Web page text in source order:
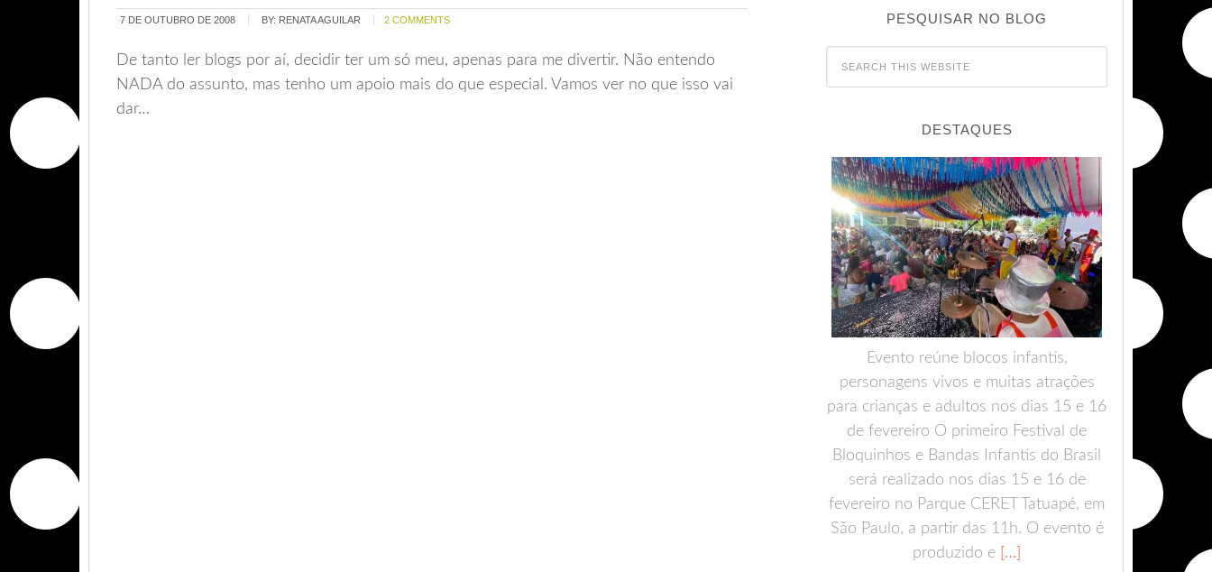
7 DE OUTUBRO DE 2008 BY: RENATA AGUILAR 2 COMMENTS
De tanto ler blogs por aí, decidir ter um só meu, apenas para me divertir. Não entendo
NADA do assunto, mas tenho um apoio mais do que especial. Vamos ver no que isso vai
dar…
PESQUISAR NO BLOG
DESTAQUES
Evento reúne blocos infantis,
personagens vivos e muitas atrações
para crianças e adultos nos dias 15 e 16
de fevereiro O primeiro Festival de
Bloquinhos e Bandas Infantis do Brasil
será realizado nos dias 15 e 16 de
fevereiro no Parque CERET Tatuapé, em
São Paulo, a partir das 11h. O evento é
produzido e […]